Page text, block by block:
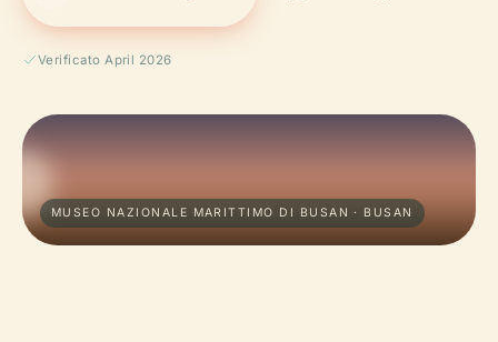
Verificato April 2026
MUSEO NAZIONALE MARITTIMO DI BUSAN · BUSAN